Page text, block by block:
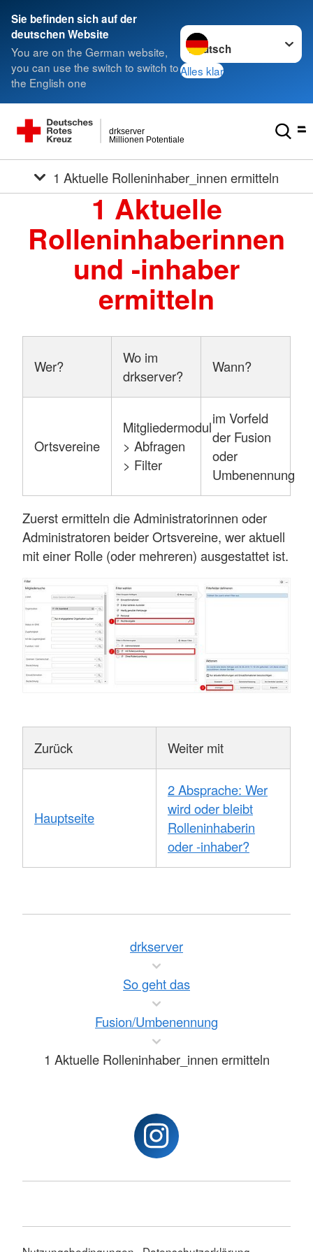
Sie befinden sich auf der
deutschen Website
You are on the German website,
you can use the switch to switch to
the English one
Sprache wechseln zu
Alles klar
Millionen Potentiale
drkserver
1 Aktuelle Rolleninhaber_innen ermitteln
1 Aktuelle
Rolleninhaberinnen
und -inhaber
ermitteln
Wer?
Wo im
drkserver?
Wann?
Ortsvereine
Mitgliedermodul
> Abfragen
> Filter
im Vorfeld
der Fusion
oder
Umbenennung
Zuerst ermitteln die Administratorinnen oder
Administratoren beider Ortsvereine, wer aktuell
mit einer Rolle (oder mehreren) ausgestattet ist.
Zurück Weiter mit
Hauptseite
2 Absprache: Wer
wird oder bleibt
Rolleninhaberin
oder -inhaber?
drkserver
So geht das
Fusion/Umbenennung
1 Aktuelle Rolleninhaber_innen ermitteln